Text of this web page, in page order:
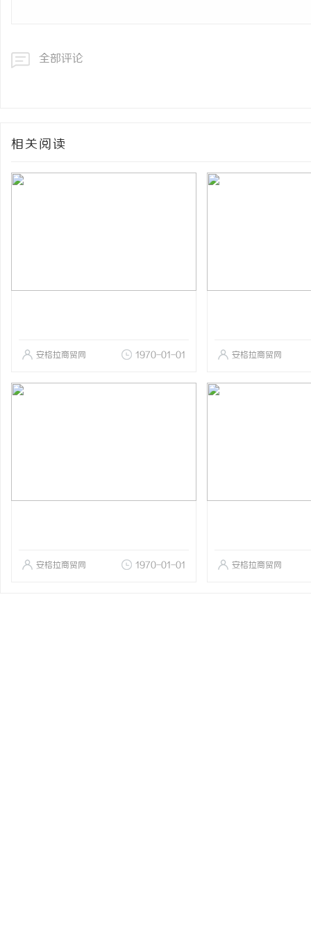
全部评论
相关阅读
安格拉商贸网 1970-01-01 安格拉商贸网
安格拉商贸网 1970-01-01 安格拉商贸网